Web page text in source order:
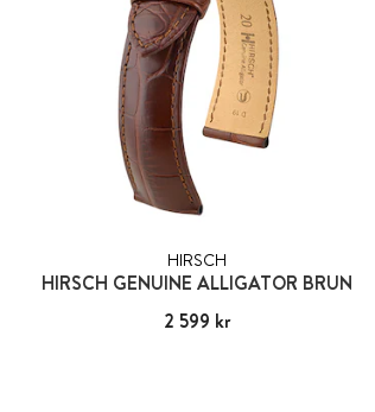
HIRSCH
HIRSCH GENUINE ALLIGATOR BRUN
Pris :2 599 kr
2 599 kr